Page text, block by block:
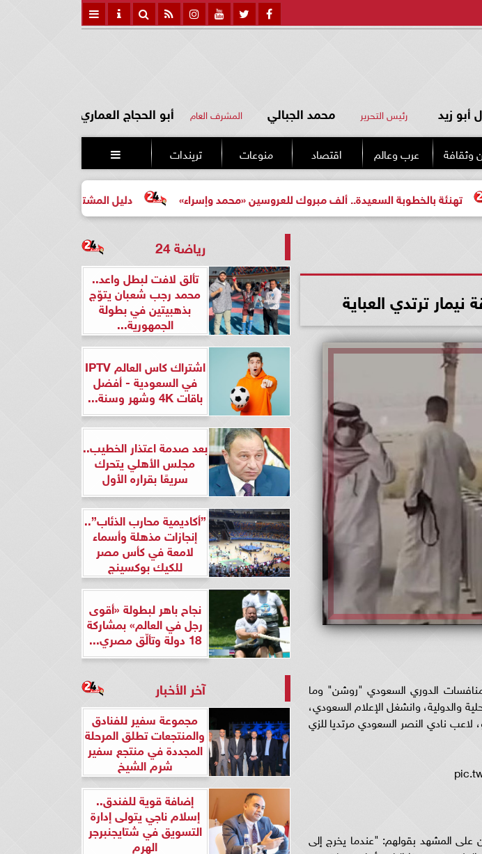
أبو زيد رئيس التحرير محمد الجبالي المشرف العام أبو الحجاج العماري
وثقافة عرب وعالم اقتصاد منوعات تريندات 
دليل المشتري لأول مرة لاختيار مشروع السعيدة.. ألف مبروك للعروسين «محمد وإسراء»
ترتدي العباية
منافسات الدوري السعودي "روشن" وما
والدولية، وانشغل الإعلام السعودي،
لاعب نادي النصر السعودي مرتديا للزي
على المشهد بقولهم: "عندما يخرج إلى
رياضة 24
تألق لافت لبطل واعد..
محمد رجب شعبان يتوّج
بذهبيتين في بطولة
الجمهورية...
اشتراك كاس العالم IPTV
في السعودية - أفضل
باقات 4K وشهر وسنة...
بعد صدمة اعتذار الخطيب..
مجلس الأهلي يتحرك
سريعًا بقراره الأول
”أكاديمية محارب الذئاب”..
إنجازات مذهلة وأسماء
لامعة في كأس مصر
للكيك بوكسينج
نجاح باهر لبطولة «أقوى
رجل في العالم» بمشاركة
18 دولة وتألّق مصري...
آخر الأخبار
مجموعة سفير للفنادق
والمنتجعات تطلق المرحلة
المجددة في منتجع سفير
شرم الشيخ
إضافة قوية للفندق..
إسلام ناجي يتولى إدارة
التسويق في شتايجنبرجر
الهرم